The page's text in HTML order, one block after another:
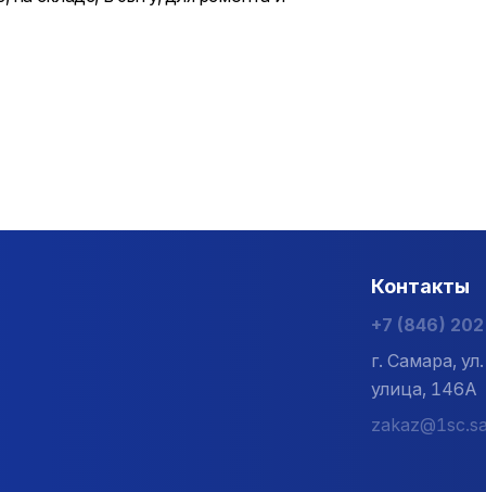
Контакты
+7 (846)
г. Самара,
улица, 146А